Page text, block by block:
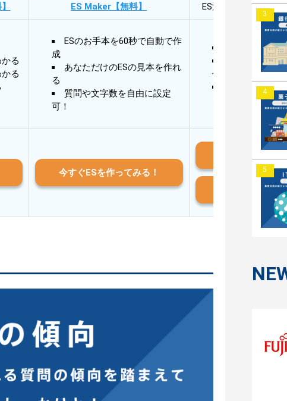
ES Maker【無料】 ES添削・面接対策ア
る
る
ESのお手本を60秒で自動で作
成
あなただけのESの見本を作れ
る
質問や文字数を自由に設定
可！
30秒以内にあ
30秒以内にあ
作成
AIと対話して
今すぐESを作ってみる！
Android版は
3
4
5